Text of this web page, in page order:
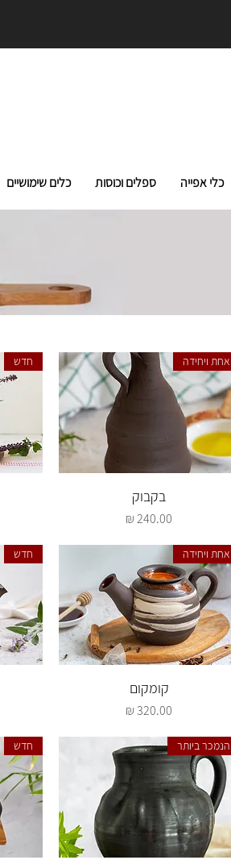
כלי אפייה ספלים וכוסות כלים שימושיים
תצוגה מהירה
אחת ויחידה
בקבוק
מחיר
חדש
תצוגה מהירה
אחת ויחידה
קומקום
מחיר
חדש
הנמכר ביותר חדש